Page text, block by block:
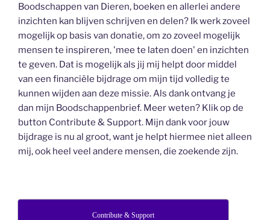
Boodschappen van Dieren, boeken en allerlei andere
inzichten kan blijven schrijven en delen? Ik werk zoveel
mogelijk op basis van donatie, om zo zoveel mogelijk
mensen te inspireren, 'mee te laten doen' en inzichten
te geven. Dat is mogelijk als jij mij helpt door middel
van een financiële bijdrage om mijn tijd volledig te
kunnen wijden aan deze missie. Als dank ontvang je
dan mijn Boodschappenbrief. Meer weten? Klik op de
button Contribute & Support. Mijn dank voor jouw
bijdrage is nu al groot, want je helpt hiermee niet alleen
mij, ook heel veel andere mensen, die zoekende zijn.
Contribute & Support